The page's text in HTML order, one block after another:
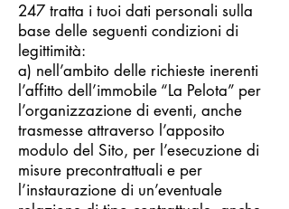
247 tratta i tuoi dati personali sulla
base delle seguenti condizioni di
legittimità:
a) nell’ambito delle richieste inerenti
l’affitto dell’immobile “La Pelota” per
l’organizzazione di eventi, anche
trasmesse attraverso l’apposito
modulo del Sito, per l’esecuzione di
misure precontrattuali e per
l’instaurazione di un’eventuale